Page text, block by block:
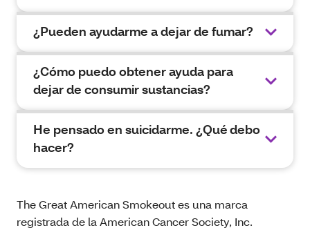
¿Pueden ayudarme a dejar de fumar?
¿Cómo puedo obtener ayuda para
dejar de consumir sustancias?
He pensado en suicidarme. ¿Qué debo
hacer?
The Great American Smokeout es una marca
registrada de la American Cancer Society, Inc.